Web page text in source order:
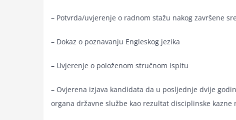
– Potvrda/uvjerenje o radnom stažu nakog završene
– Dokaz o poznavanju Engleskog jezika
– Uvjerenje o položenom stručnom ispitu
– Ovjerena izjava kandidata da u posljednje dvije
organa državne službe kao rezultat disciplinske